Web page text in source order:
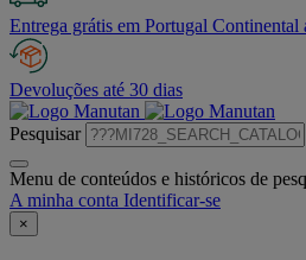
Entrega grátis em Portugal
Devoluções até 30 dias
Pesquisar
Menu de conteúdos e históricos de
A minha conta Identificar-se
×